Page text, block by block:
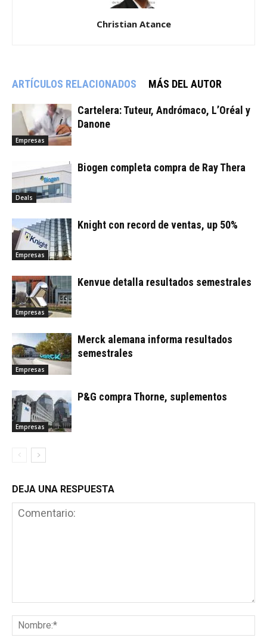
Christian Atance
ARTÍCULOS RELACIONADOS MÁS DEL AUTOR
Empresas
Cartelera: Tuteur, Andrómaco, L’Oréal y
Danone
Deals
Biogen completa compra de Ray Thera
Empresas
Knight con record de ventas, up 50%
Empresas
Kenvue detalla resultados semestrales
Empresas
Merck alemana informa resultados
semestrales
Empresas
P&G compra Thorne, suplementos
DEJA UNA RESPUESTA